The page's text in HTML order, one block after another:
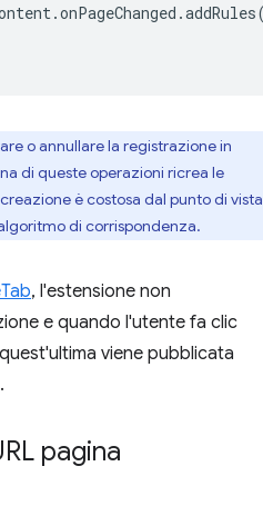
.onPageChanged .addRules
o annullare la registrazione in
di queste operazioni ricrea le
è costosa dal punto di vista
di corrispondenza.
, l'estensione non
e quando l'utente fa clic
viene pubblicata
pagina